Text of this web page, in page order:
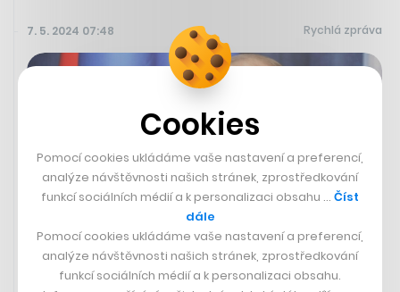
7. 5. 2024 07:48 Rychlá zpráva
Cookies
Pomocí cookies ukládáme vaše nastavení a preferencí,
analýze návštěvnosti našich stránek, zprostředkování
funkcí sociálních médií a k personalizaci obsahu … Číst
dále
Pomocí cookies ukládáme vaše nastavení a preferencí,
analýze návštěvnosti našich stránek, zprostředkování
funkcí sociálních médií a k personalizaci obsahu.